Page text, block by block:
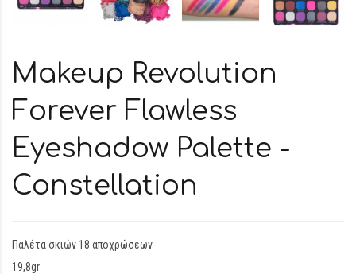
Makeup Revolution
Forever Flawless
Eyeshadow Palette -
Constellation
Παλέτα σκιών 18 αποχρώσεων
19,8gr